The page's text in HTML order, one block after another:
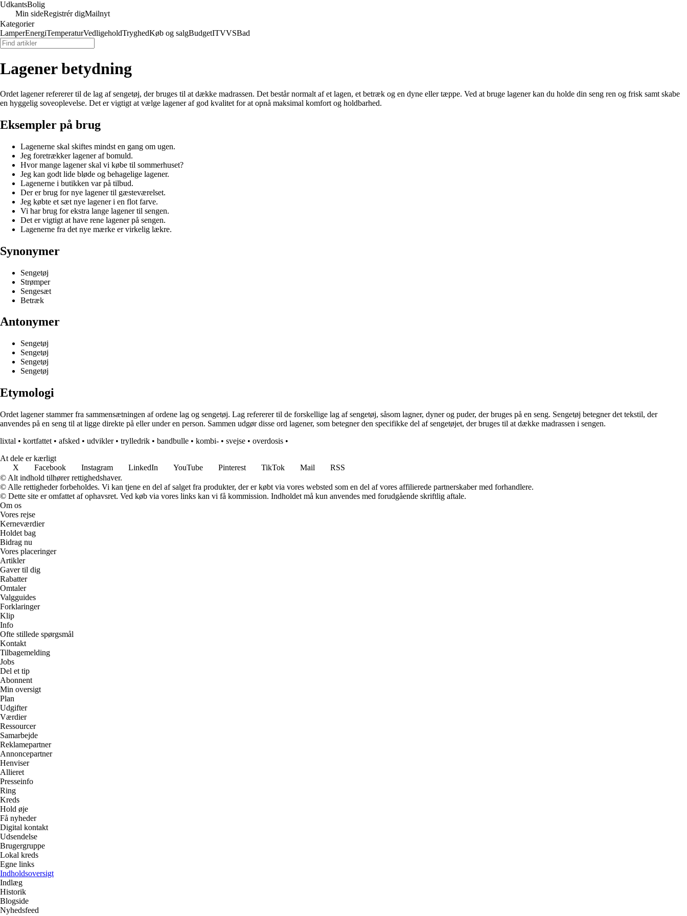
UdkantsBolig
Min sideRegistrér digMailnyt
Kategorier
LamperEnergiTemperaturVedligeholdTryghedKøb og salgBudgetITVVSBad
Lagener betydning
Ordet lagener refererer til de lag af sengetøj, der bruges til at dække madrassen. Det består normalt af et lagen, et betræk og en dyne eller tæppe. Ved at bruge lagener kan du holde din seng ren og frisk samt skabe
en hyggelig soveoplevelse. Det er vigtigt at vælge lagener af god kvalitet for at opnå maksimal komfort og holdbarhed.
Eksempler på brug
Lagenerne skal skiftes mindst en gang om ugen.
Jeg foretrækker lagener af bomuld.
Hvor mange lagener skal vi købe til sommerhuset?
Jeg kan godt lide bløde og behagelige lagener.
Lagenerne i butikken var på tilbud.
Der er brug for nye lagener til gæsteværelset.
Jeg købte et sæt nye lagener i en flot farve.
Vi har brug for ekstra lange lagener til sengen.
Det er vigtigt at have rene lagener på sengen.
Lagenerne fra det nye mærke er virkelig lækre.
Synonymer
Sengetøj
Strømper
Sengesæt
Betræk
Antonymer
Sengetøj
Sengetøj
Sengetøj
Sengetøj
Etymologi
Ordet lagener stammer fra sammensætningen af ordene lag og sengetøj. Lag refererer til de forskellige lag af sengetøj, såsom lagner, dyner og puder, der bruges på en seng. Sengetøj betegner det tekstil, der
anvendes på en seng til at ligge direkte på eller under en person. Sammen udgør disse ord lagener, som betegner den specifikke del af sengetøjet, der bruges til at dække madrassen i sengen.
lixtal • kortfattet • afsked • udvikler• trylledrik • bandbulle • kombi- • svejse • overdosis •
At dele er kærligt
X
Facebook Instagram LinkedIn YouTube Pinterest TikTok Mail
RSS
© Alt indhold tilhører rettighedshaver.
© Alle rettigheder forbeholdes. Vi kan tjene en del af salget fra produkter, der er købt via vores websted som en del af vores affilierede partnerskaber med forhandlere.
© Dette site er omfattet af ophavsret. Ved køb via vores links kan vi få kommission. Indholdet må kun anvendes med forudgående skriftlig aftale.
Om os
Vores rejse
Kerneværdier
Holdet bag
Bidrag nu
Vores placeringer
Artikler
Gaver til dig
Rabatter
Omtaler
Valgguides
Forklaringer
Klip
Info
Ofte stillede spørgsmål
Kontakt
Tilbagemelding
Jobs
Del et tip
Abonnent
Min oversigt
Plan
Udgifter
Værdier
Ressourcer
Samarbejde
Reklamepartner
Annoncepartner
Henviser
Allieret
Presseinfo
Ring
Kreds
Hold øje
Få nyheder
Digital kontakt
Udsendelse
Brugergruppe
Lokal kreds
Egne links
Indholdsoversigt
Indlæg
Historik
Blogside
Nyhedsfeed